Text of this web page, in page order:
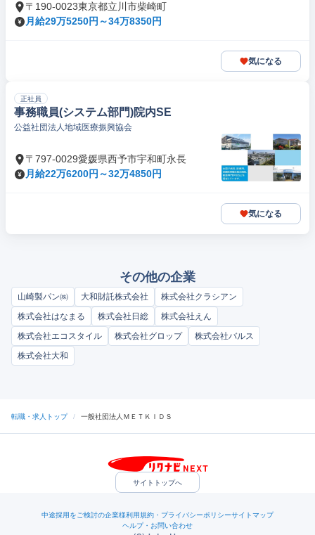
〒190-0023東京都立川市柴崎町
月給29万5250円～34万8350円
気になる
正社員
事務職員(システム部門)院内SE
公益社団法人地域医療振興協会
〒797-0029愛媛県西予市宇和町永長
月給22万6200円～32万4850円
気になる
その他の企業
山崎製パン㈱ 大和財託株式会社
株式会社クラシアン
株式会社はなまる
株式会社日総
株式会社えん
株式会社エコスタイル
株式会社グロップ
株式会社バルス
株式会社大和
転職・求人トップ / 一般社団法人ＭＥＴＫＩＤＳ
サイトトップへ
中途採用をご検討の企業様利用規約・プライバシーポリシーサイトマップ
ヘルプ・お問い合わせ